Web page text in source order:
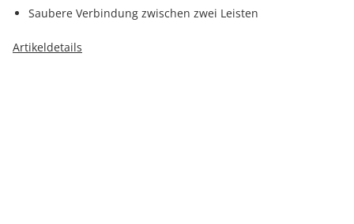
Saubere Verbindung zwischen zwei Leisten
Artikeldetails